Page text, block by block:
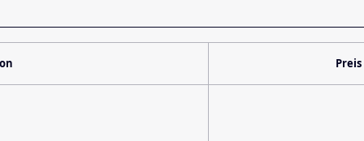
Preis